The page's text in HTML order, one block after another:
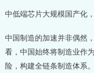
中低端芯片大规模国产化
中国制造的加速并非偶然
看，中国始终将制造业作
险，构建全链条制造体系。